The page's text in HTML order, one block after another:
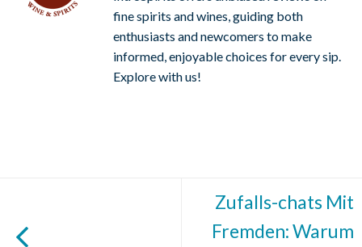
fine spirits and wines, guiding both
enthusiasts and newcomers to make
informed, enjoyable choices for every sip.
Explore with us!
Zufalls-chats Mit
Fremden: Warum